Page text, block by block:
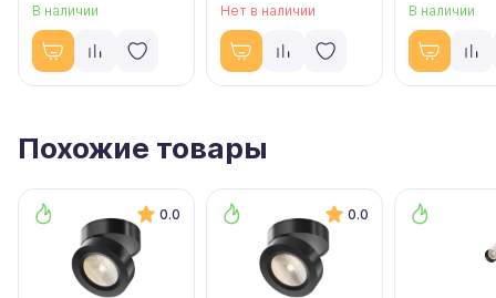
В наличии Нет в наличии В наличии
Похожие товары
0.0 0.0